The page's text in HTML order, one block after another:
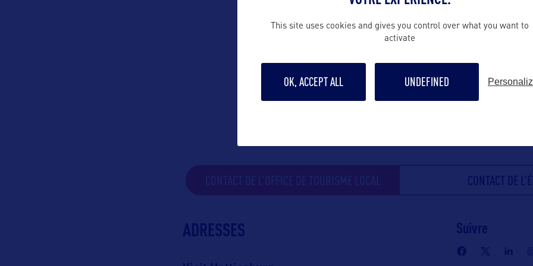
CONTACT DE
ADRESSES Suivre
This site uses cookies and gives you control over what you want to
activate
OK, ACCEPT ALL UNDEFINED